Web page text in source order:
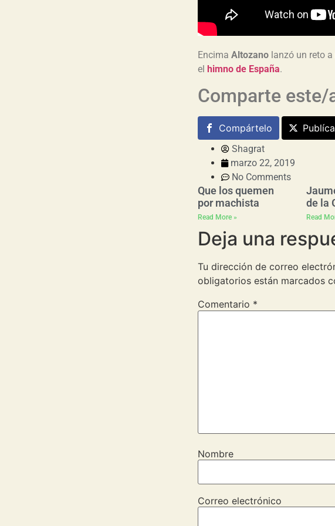
Encima Altozanolanzó un reto a
el himno de España.
Comparte este/
Compártelo
Shagrat
marzo 22, 2019
No Comments
Que los quemen
por machista
Read More »
de la
Read
Deja una
Tu dirección de correo
obligatorios están marcados
Comentario *
Nombre
Correo electrónico